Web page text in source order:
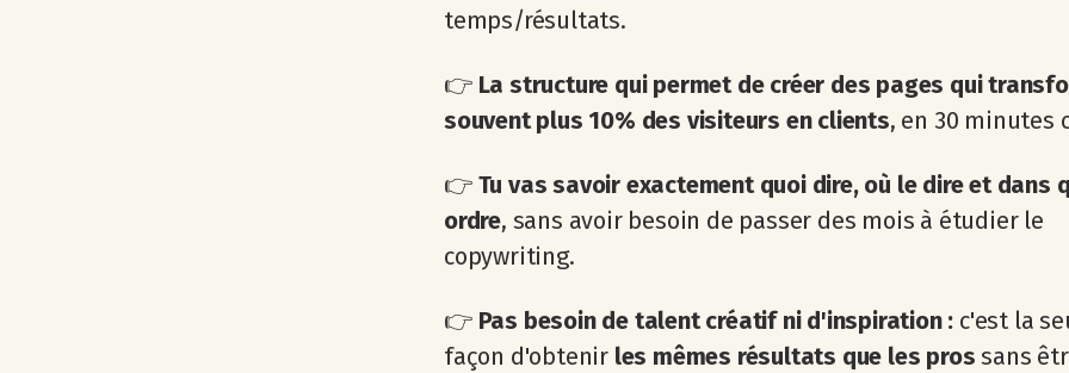
temps/résultats.
👉 La structure qui permet de créer des pages qui
souvent plus 10% des visiteurs en clients, en 30 minutes
👉 Tu vas savoir exactement quoi dire, où le dire et dans
ordre, sans avoir besoin de passer des mois à étudier le
copywriting.
👉 Pas besoin de talent créatif ni d'inspiration : c'est la
façon d'obtenir les mêmes résultats que les pros sans